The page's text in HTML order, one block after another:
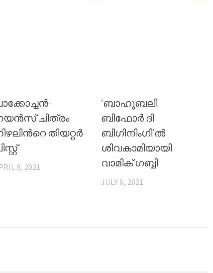
ചിത്രം
തിയറ്റര്‍
8, 2021
‘ബാഹുബലി
ബിഫോർ ദി
ബിഗിനിംഗി’ൽ
ശിവകാമിയായി
വാമിക് ഗബ്ബി
JULY 6, 2021